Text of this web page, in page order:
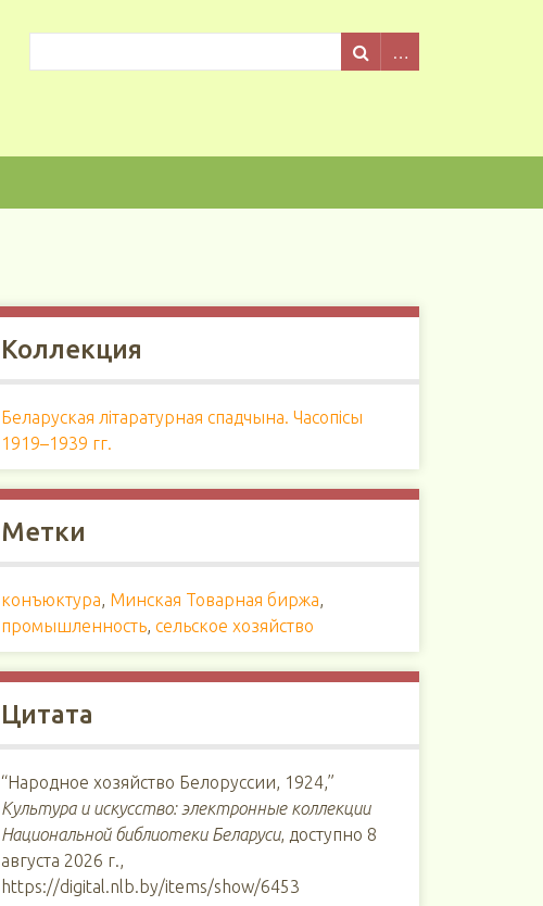
Коллекция
Беларуская літаратурная спадчына. Часопісы
1919–1939 гг.
Метки
конъюктура, Минская Товарная биржа,
промышленность,сельское хозяйство
Цитата
“Народное хозяйство Белоруссии, 1924,”
Культура и искусство: электронные коллекции
Национальной библиотеки Беларуси, доступно 8
августа 2026 г.,
https://digital.nlb.by/items/show/6453